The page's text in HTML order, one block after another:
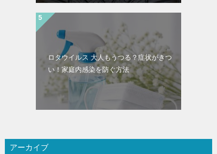
ロタウイルス 大人もうつる？症状がきつ
い！家庭内感染を防ぐ方法
アーカイブ